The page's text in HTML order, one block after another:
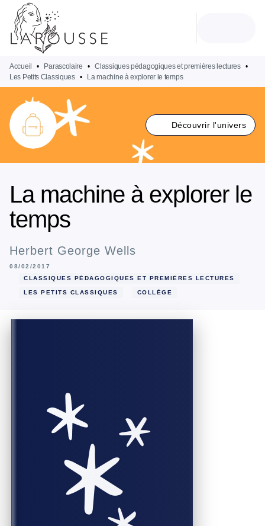
MENU
PIED DE PAGE
Accueil • Parascolaire • Classiques pédagogiques et premières lectures •
Les Petits Classiques • La machine à explorer le temps
Découvrir l'univers
La machine à explorer le
temps
Herbert George Wells
08/02/2017
CLASSIQUES PÉDAGOGIQUES ET PREMIÈRES LECTURES
LES PETITS CLASSIQUES COLLÈGE